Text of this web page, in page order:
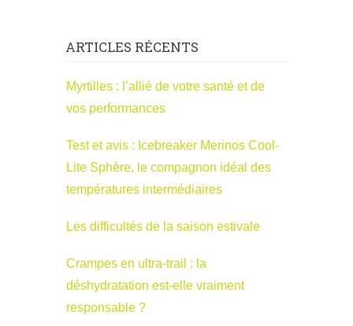
ARTICLES RÉCENTS
Myrtilles : l’allié de votre santé et de
vos performances
Test et avis : Icebreaker Merinos Cool-
Lite Sphère, le compagnon idéal des
températures intermédiaires
Les difficultés de la saison estivale
Crampes en ultra-trail : la
déshydratation est-elle vraiment
responsable ?